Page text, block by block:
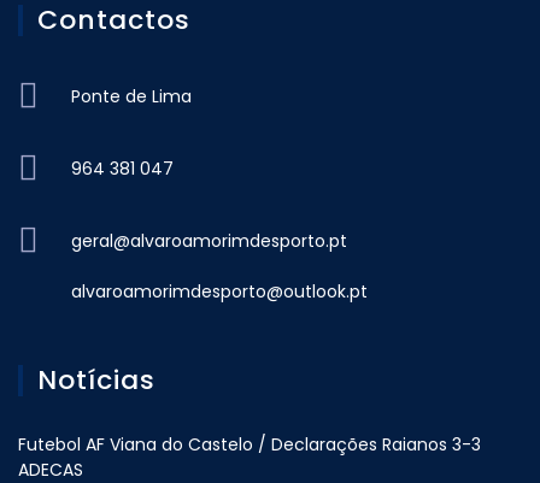
Contactos
Ponte de Lima
964 381 047
geral@alvaroamorimdesporto.pt
alvaroamorimdesporto@outlook.pt
Notícias
Futebol AF Viana do Castelo / Declarações Raianos 3-3
ADECAS